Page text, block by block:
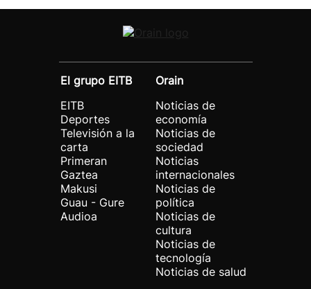
El grupo EITB
EITB
Deportes
Televisión a la
carta
Primeran
Gaztea
Makusi
Guau - Gure
Audioa
Orain
Noticias de
economía
Noticias de
sociedad
Noticias
internacionales
Noticias de
política
Noticias de
cultura
Noticias de
tecnología
Noticias de salud